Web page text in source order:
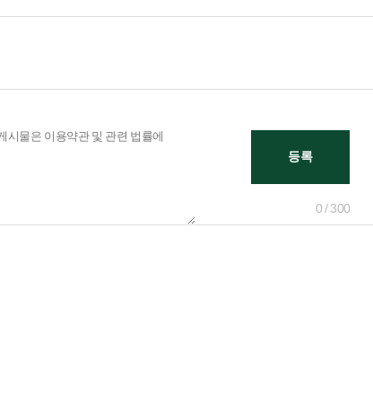
0 / 300